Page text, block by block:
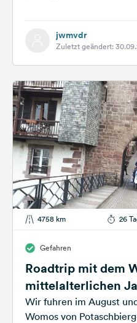
jwmvdr
Zuletzt geändert:
4758 km 26
Gefahren
Roadtrip mit dem
mittelalterlichen
Planung
Wir fuhren im August
Womos von